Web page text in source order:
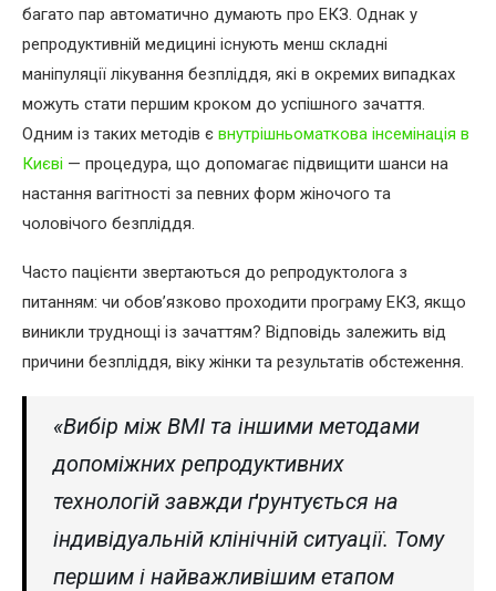
багато пар автоматично думають про ЕКЗ. Однак у
репродуктивній медицині існують менш складні
маніпуляції лікування безпліддя, які в окремих випадках
можуть стати першим кроком до успішного зачаття.
Одним із таких методів є внутрішньоматкова інсемінація в
Києві — процедура, що допомагає підвищити шанси на
настання вагітності за певних форм жіночого та
чоловічого безпліддя.
Часто пацієнти звертаються до репродуктолога з
питанням: чи обов’язково проходити програму ЕКЗ, якщо
виникли труднощі із зачаттям? Відповідь залежить від
причини безпліддя, віку жінки та результатів обстеження.
«Вибір між ВМІ та іншими методами
допоміжних репродуктивних
технологій завжди ґрунтується на
індивідуальній клінічній ситуації. Тому
першим і найважливішим етапом